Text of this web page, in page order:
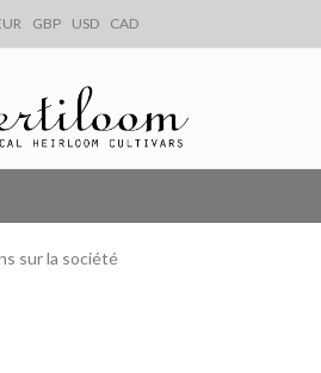
GBP USD CAD
sur la société